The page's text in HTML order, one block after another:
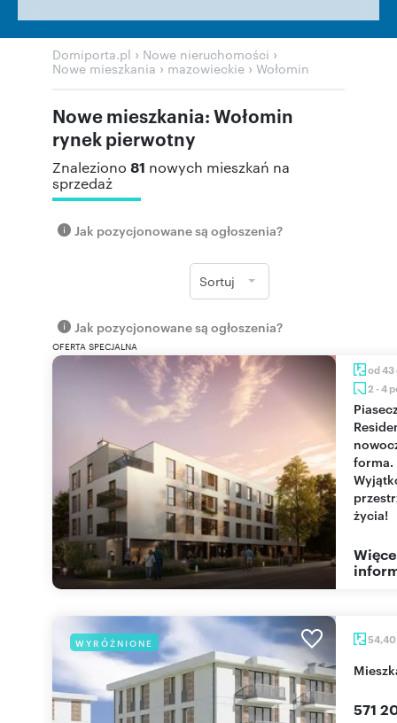
Domiporta.pl › Nowe nieruchomości ›
Nowe mieszkania › mazowieckie › Wołomin
Nowe mieszkania: Wołomin
rynek pierwotny
Znaleziono 81 nowych mieszkań na
sprzedaż
Jak pozycjonowane są ogłoszenia?
Sortuj
Jak pozycjonowane są ogłoszenia?
OFERTA SPECJALNA
od 43
2 - 4
Piaseczno
forma.
życia!
WYRÓŻNIONE 54,40
571